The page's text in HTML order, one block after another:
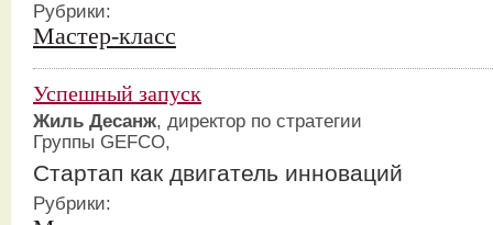
Рубрики:
Мастер-класс
Успешный запуск
Жиль Десанж, директор по стратегии
Группы GEFCO,
Стартап как двигатель инноваций
Рубрики: